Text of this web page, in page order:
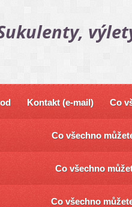
Kontakt (e-mail) Co
Co všechno
Co všechno
Co všechno